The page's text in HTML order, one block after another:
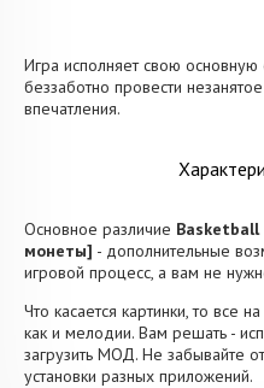
Игра исполняет свою
беззаботно провести
впечатления.
Основное различие Basketball
монеты] - дополнительные
игровой процесс, а вам не
Что касается картинки, то все
как и мелодии. Вам решать -
загрузить МОД. Не забывайте
установки разных приложений.